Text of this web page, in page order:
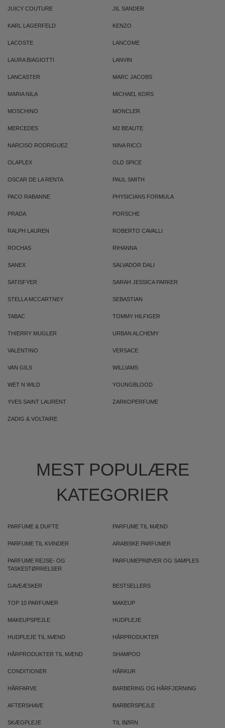
JUICY COUTURE JIL SANDER
KARL LAGERFELD KENZO
LACOSTE LANCOME
LAURA BIAGIOTTI LANVIN
LANCASTER MARC JACOBS
MARIA NILA MICHAEL KORS
MOSCHINO MONCLER
MERCEDES M2 BEAUTE
NARCISO RODRIGUEZ NINA RICCI
OLAPLEX OLD SPICE
OSCAR DE LA RENTA PAUL SMITH
PACO RABANNE PHYSICIANS FORMULA
PRADA PORSCHE
RALPH LAUREN ROBERTO CAVALLI
ROCHAS RIHANNA
SANEX SALVADOR DALI
SATISFYER SARAH JESSICA PARKER
STELLA MCCARTNEY SEBASTIAN
TABAC TOMMY HILFIGER
THIERRY MUGLER URBAN ALCHEMY
VALENTINO VERSACE
VAN GILS WILLIAMS
WET N WILD YOUNGBLOOD
YVES SAINT LAURENT ZARKOPERFUME
ZADIG & VOLTAIRE
MEST POPULÆRE
KATEGORIER
PARFUME & DUFTE PARFUME TIL MÆND
PARFUME TIL KVINDER ARABISKE PARFUMER
PARFUME REJSE- OG
TASKESTØRRELSER
PARFUMEPRØVER OG SAMPLES
GAVEÆSKER BESTSELLERS
TOP 10 PARFUMER MAKEUP
MAKEUPSPEJLE HUDPLEJE
HUDPLEJE TIL MÆND HÅRPRODUKTER
HÅRPRODUKTER TIL MÆND SHAMPOO
CONDITIONER HÅRKUR
HÅRFARVE BARBERING OG HÅRFJERNING
AFTERSHAVE BARBERSPEJLE
SKÆGPLEJE TIL BØRN